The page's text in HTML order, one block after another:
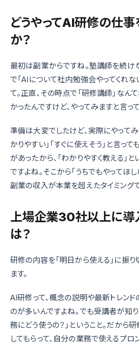
どうやってAI研修の仕
か？
最初は副業からですね。塾講師を続け
で「AIについて社内勉強会やってくれな
て。正直、その時点で「研修講師」なん
かったんですけど、やってみますと言っ
準備は大変でしたけど、実際にやってみ
かりやすい」「すぐに使えそう」と言っ
があったから、「わかりやすく教える」
ですよね。そこから「うちでもやってほ
副業の収入が本業を超えたタイミング
上場企業30社以上に導
は？
研修の内容を「明日から使える」に振
ます。
AI研修って、概念の説明や最新トレンド
のが多いんですよね。でも受講者が知
務にどう使うの？」ということ。だから
してもらって、自分の業務で使えるプロ